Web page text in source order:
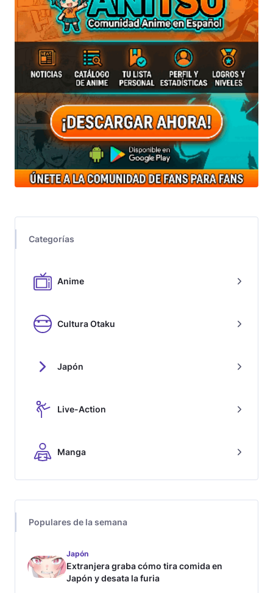
Categorías
Anime
Cultura Otaku
Japón
Live-Action
Manga
Populares de la semana
Japón
Extranjera graba cómo tira comida en
Japón y desata la furia